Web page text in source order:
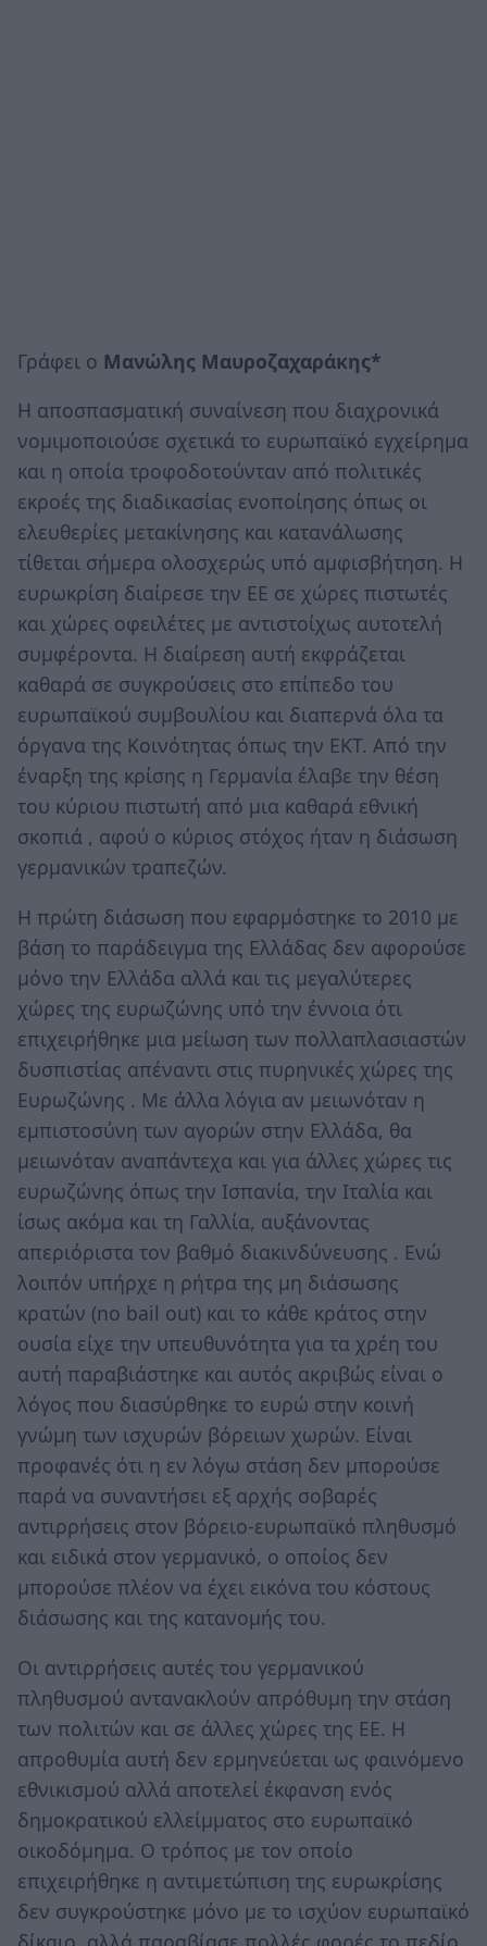
Γράφει ο Μανώλης Μαυροζαχαράκης*
Η αποσπασματική συναίνεση που διαχρονικά
νομιμοποιούσε σχετικά το ευρωπαϊκό εγχείρημα
και η οποία τροφοδοτούνταν από πολιτικές
εκροές της διαδικασίας ενοποίησης όπως οι
ελευθερίες μετακίνησης και κατανάλωσης
τίθεται σήμερα ολοσχερώς υπό αμφισβήτηση. Η
ευρωκρίση διαίρεσε την ΕΕ σε χώρες πιστωτές
και χώρες οφειλέτες με αντιστοίχως αυτοτελή
συμφέροντα. Η διαίρεση αυτή εκφράζεται
καθαρά σε συγκρούσεις στο επίπεδο του
ευρωπαϊκού συμβουλίου και διαπερνά όλα τα
όργανα της Κοινότητας όπως την ΕΚΤ. Από την
έναρξη της κρίσης η Γερμανία έλαβε την θέση
του κύριου πιστωτή από μια καθαρά εθνική
σκοπιά , αφού ο κύριος στόχος ήταν η διάσωση
γερμανικών τραπεζών.
Η πρώτη διάσωση που εφαρμόστηκε το 2010 με
βάση το παράδειγμα της Ελλάδας δεν αφορούσε
μόνο την Ελλάδα αλλά και τις μεγαλύτερες
χώρες της ευρωζώνης υπό την έννοια ότι
επιχειρήθηκε μια μείωση των πολλαπλασιαστών
δυσπιστίας απέναντι στις πυρηνικές χώρες της
Ευρωζώνης . Με άλλα λόγια αν μειωνόταν η
εμπιστοσύνη των αγορών στην Ελλάδα, θα
μειωνόταν αναπάντεχα και για άλλες χώρες τις
ευρωζώνης όπως την Ισπανία, την Ιταλία και
ίσως ακόμα και τη Γαλλία, αυξάνοντας
απεριόριστα τον βαθμό διακινδύνευσης . Ενώ
λοιπόν υπήρχε η ρήτρα της μη διάσωσης
κρατών (no bail out) και το κάθε κράτος στην
ουσία είχε την υπευθυνότητα για τα χρέη του
αυτή παραβιάστηκε και αυτός ακριβώς είναι ο
λόγος που διασύρθηκε το ευρώ στην κοινή
γνώμη των ισχυρών βόρειων χωρών. Είναι
προφανές ότι η εν λόγω στάση δεν μπορούσε
παρά να συναντήσει εξ αρχής σοβαρές
αντιρρήσεις στον βόρειο-ευρωπαϊκό πληθυσμό
και ειδικά στον γερμανικό, ο οποίος δεν
μπορούσε πλέον να έχει εικόνα του κόστους
διάσωσης και της κατανομής του.
Οι αντιρρήσεις αυτές του γερμανικού
πληθυσμού αντανακλούν απρόθυμη την στάση
των πολιτών και σε άλλες χώρες της ΕΕ. Η
απροθυμία αυτή δεν ερμηνεύεται ως φαινόμενο
εθνικισμού αλλά αποτελεί έκφανση ενός
δημοκρατικού ελλείμματος στο ευρωπαϊκό
οικοδόμημα. Ο τρόπος με τον οποίο
επιχειρήθηκε η αντιμετώπιση της ευρωκρίσης
δεν συγκρούστηκε μόνο με το ισχύον ευρωπαϊκό